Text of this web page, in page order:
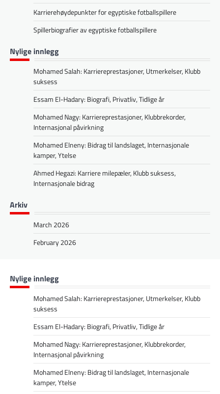
Karrierehøydepunkter for egyptiske fotballspillere
Spillerbiografier av egyptiske fotballspillere
Nylige innlegg
Mohamed Salah: Karriereprestasjoner, Utmerkelser, Klubb
suksess
Essam El-Hadary: Biografi, Privatliv, Tidlige år
Mohamed Nagy: Karriereprestasjoner, Klubbrekorder,
Internasjonal påvirkning
Mohamed Elneny: Bidrag til landslaget, Internasjonale
kamper, Ytelse
Ahmed Hegazi: Karriere milepæler, Klubb suksess,
Internasjonale bidrag
Arkiv
March 2026
February 2026
Nylige innlegg
Mohamed Salah: Karriereprestasjoner, Utmerkelser, Klubb
suksess
Essam El-Hadary: Biografi, Privatliv, Tidlige år
Mohamed Nagy: Karriereprestasjoner, Klubbrekorder,
Internasjonal påvirkning
Mohamed Elneny: Bidrag til landslaget, Internasjonale
kamper, Ytelse